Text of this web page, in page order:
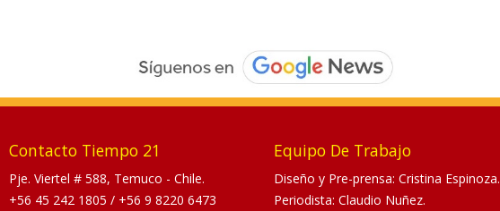
Contacto Tiempo 21
Pje. Viertel # 588, Temuco - Chile.
+56 45 242 1805 / +56 9 8220 6473
Equipo De Trabajo
Diseño y Pre-prensa: Cristina Espinoza.
Periodista: Claudio Nuñez.